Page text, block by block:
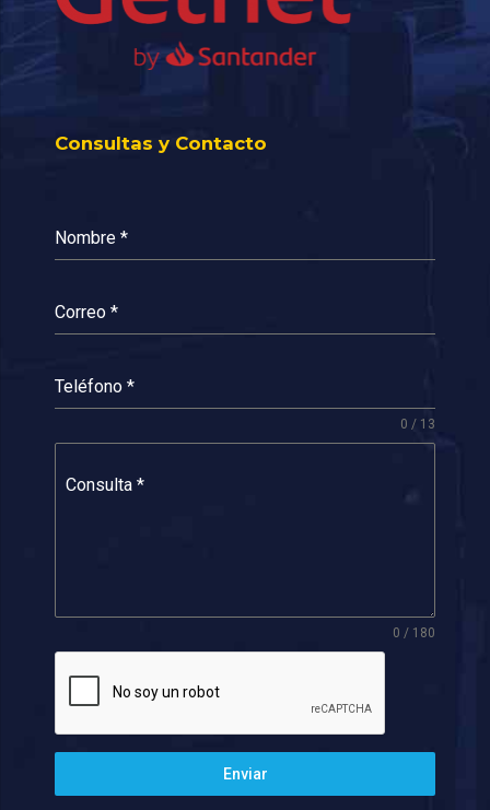
Consultas y Contacto
Nombre *
Correo *
Teléfono *
0 / 13
Consulta *
0 / 180
Enviar